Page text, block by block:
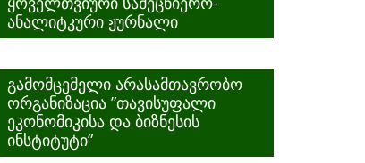
ანალიტკური ჟურნალი
გამომცემელი არასამთავრობო
ორგანიზაცია ”თავისუფალი
ეკონომიკისა და ბიზნესის
ინსტიტუტი”